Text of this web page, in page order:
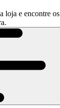
loja e encontre os